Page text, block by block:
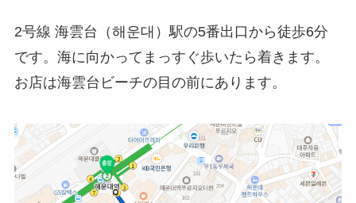
2号線 海雲台（해운대）駅の5番出口から徒歩6分
です。海に向かってまっすぐ歩いたら着きます。
お店は海雲台ビーチの目の前にあります。